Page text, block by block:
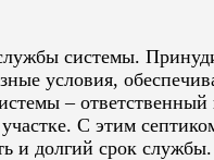
системы.
условия,
–
С этим
и долгий срок службы.